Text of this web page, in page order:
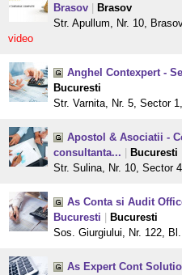
Brasov
Brasov
Str. Apullum, Nr. 10,
video
Anghel Contexpert -
Bucuresti
Str. Varnita, Nr. 5, Sector
Apostol & Asociatii -
consultanta...
Bucuresti
Str. Sulina, Nr. 10, Sector
As Conta si Audit
Bucuresti
Bucuresti
Sos. Giurgiului, Nr. 122,
As Expert Cont